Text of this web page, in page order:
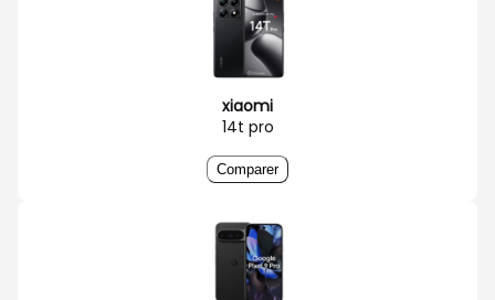
xiaomi
14t pro
Comparer